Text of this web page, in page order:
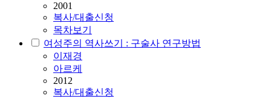
2001
복사/대출신청
목차보기
여성주의 역사쓰기 : 구술사 연구방법
이재경
아르케
2012
복사/대출신청